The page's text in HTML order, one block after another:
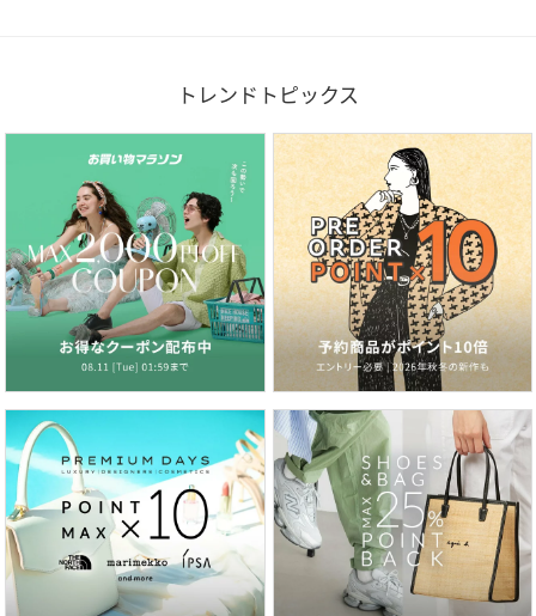
トレンドトピックス